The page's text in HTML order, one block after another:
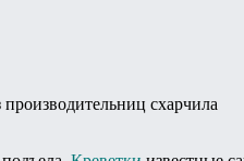
схарчила